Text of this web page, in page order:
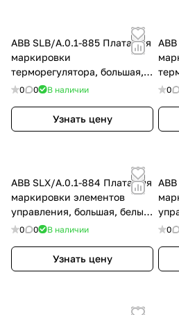
ABB SLB/A.0.1-885 Плата для
маркировки
терморегулятора, большая,
чёрный бархат
0 0 В наличии
Узнать цену
0
ABB SLX/A.0.1-884 Плата для
маркировки элементов
управления, большая, белый
бархат
0 0 В наличии
Узнать цену
0